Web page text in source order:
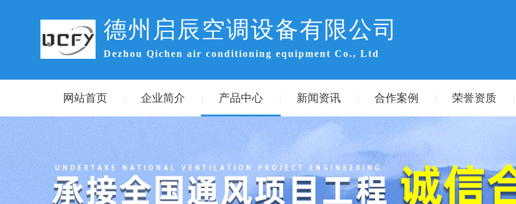
德州启辰空调设备有限公司
Dezhou Qichen air conditioning equipment Co., Ltd
网站首页 企业简介 产品中心 新闻资讯 合作案例 荣誉资质